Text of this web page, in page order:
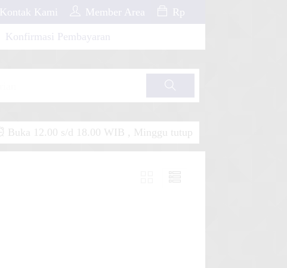
Kontak Kami Member Area Rp
Konfirmasi Pembayaran
Cari
Buka 12.00 s/d 18.00 WIB , Minggu tutup